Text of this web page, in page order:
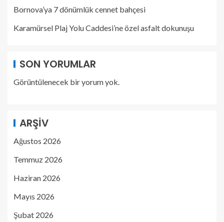
Bornova’ya 7 dönümlük cennet bahçesi
Karamürsel Plaj Yolu Caddesi’ne özel asfalt dokunuşu
SON YORUMLAR
Görüntülenecek bir yorum yok.
ARŞIV
Ağustos 2026
Temmuz 2026
Haziran 2026
Mayıs 2026
Şubat 2026